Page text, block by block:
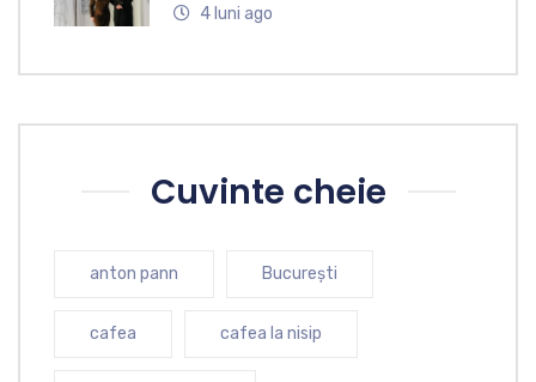
4 luni ago
Cuvinte cheie
anton pann București
cafea cafea la nisip